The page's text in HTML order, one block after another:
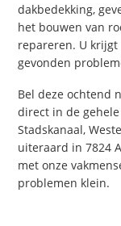
dakbedekking,
het bouwen van
repareren. U
gevonden
Bel deze ochtend
direct in de
Stadskanaal,
uiteraard in 7824
met onze
problemen klein.